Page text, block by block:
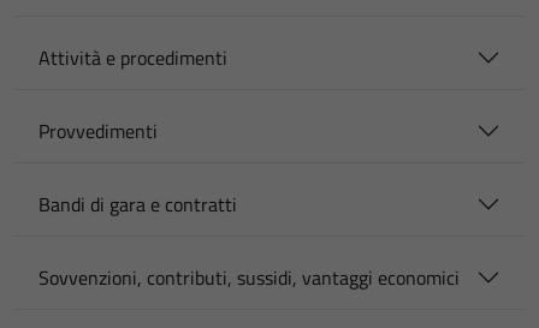
Attività e procedimenti
Provvedimenti
Bandi di gara e contratti
Sovvenzioni, contributi, sussidi, vantaggi economici